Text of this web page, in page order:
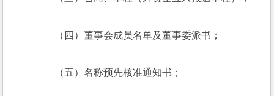
（四）董事会成员名单及董事委派书；
（五）名称预先核准通知书；